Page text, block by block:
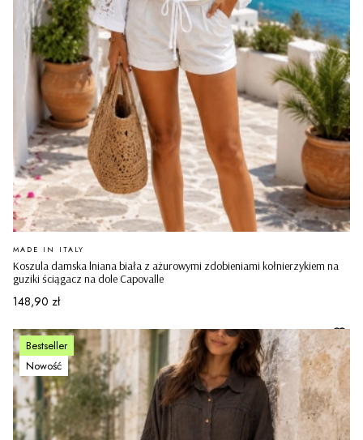
Koszula damska lniana biała z ażurowymi zdobieniami kołnierzykiem na
guziki ściągacz na dole Capovalle
PRODUCENT
MADE IN ITALY
Cena
148,90 zł
Bestseller
Nowość